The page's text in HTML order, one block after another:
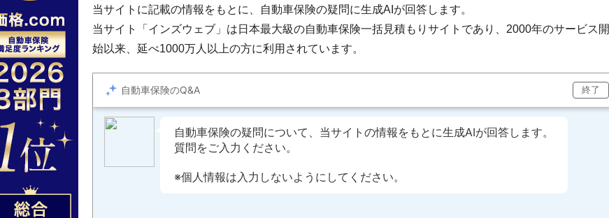
当サイトに記載の情報をもとに、自動車保険の疑問に生成AIが回答します。
当サイト「インズウェブ」は日本最大級の自動車保険一括見積もりサイトであり、2000年のサービス開
始以来、延べ1000万人以上の方に利用されています。